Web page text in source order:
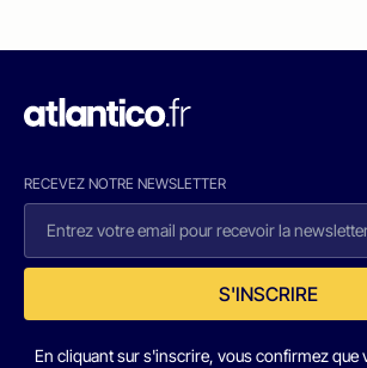
RECEVEZ NOTRE NEWSLETTER
S'INSCRIRE
En cliquant sur s'inscrire, vous confirmez que